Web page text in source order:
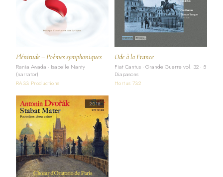
Plénitude – Poèmes symphoniques
Rania Awada · Isabelle Nanty
(narrator)
RA33 Productions
Ode à la France
Fiat Cantus · Grande Guerre vol. 32 · 5
Diapasons
Hortus 732
2018